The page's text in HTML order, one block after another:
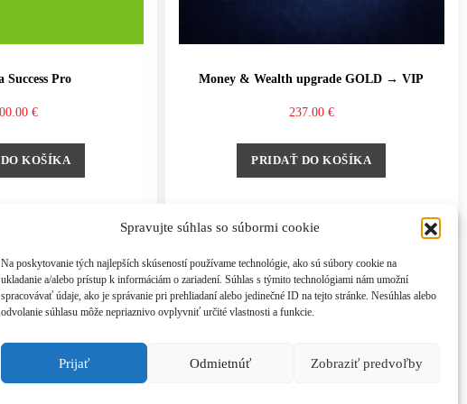
Spravujte súhlas so súbormi cookie
Na poskytovanie tých najlepších skúseností používame technológie, ako sú súbory cookie na
ukladanie a/alebo prístup k informáciám o zariadení. Súhlas s týmito technológiami nám umožní
spracovávať údaje, ako je správanie pri prehliadaní alebo jedinečné ID na tejto stránke. Nesúhlas alebo
odvolanie súhlasu môže nepriaznivo ovplyvniť určité vlastnosti a funkcie.
Prijať Odmietnúť Zobraziť predvoľby
Success Pro
€
KOŠÍKA
Money & Wealth upgrade GOLD → VIP
237.00 €
PRIDAŤ DO KOŠÍKA
tel: +421 908 777 808
od zmluvy